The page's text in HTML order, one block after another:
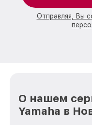
Отправляя, Вы
О нашем
Yamaha в